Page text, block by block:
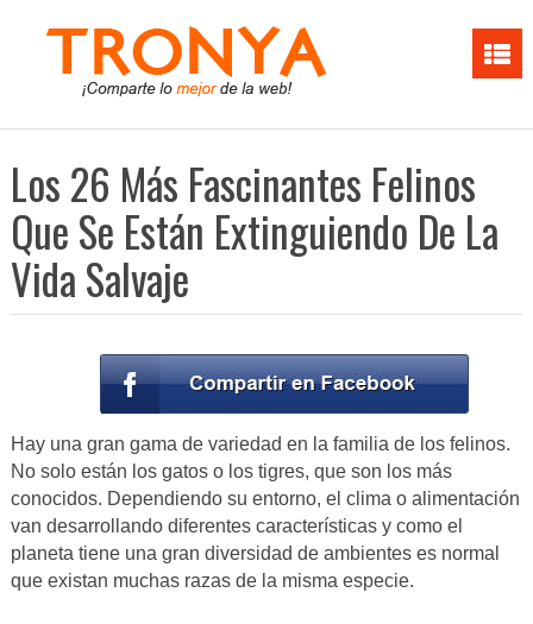
Los 26 Más Fascinantes Felinos
Que Se Están Extinguiendo De La
Vida Salvaje
Hay una gran gama de variedad en la familia de los felinos.
No solo están los gatos o los tigres, que son los más
conocidos. Dependiendo su entorno, el clima o alimentación
van desarrollando diferentes características y como el
planeta tiene una gran diversidad de ambientes es normal
que existan muchas razas de la misma especie.